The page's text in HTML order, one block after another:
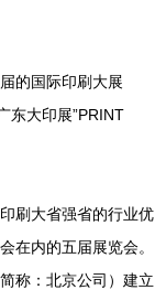
的国际印刷大展
东大印展”PRINT
刷大省强省的行业优
在内的五届展览会。
称：北京公司）建立